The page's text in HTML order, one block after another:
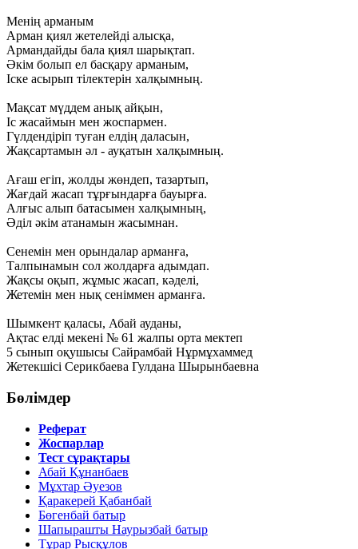
Менің арманым
Арман қиял жетелейді алысқа,
Армандайды бала қиял шарықтап.
Әкім болып ел басқару арманым,
Іске асырып тілектерін халқымның.
Мақсат мүддем анық айқын,
Іс жасаймын мен жоспармен.
Гүлдендіріп туған елдің даласын,
Жақсартамын әл - ауқатын халқымның.
Ағаш егіп, жолды жөндеп, тазартып,
Жағдай жасап тұрғындарға бауырға.
Алғыс алып батасымен халқымның,
Әділ әкім атанамын жасымнан.
Сенемін мен орындалар арманға,
Талпынамын сол жолдарға адымдап.
Жақсы оқып, жұмыс жасап, кәделі,
Жетемін мен нық сеніммен арманға.
Шымкент қаласы, Абай ауданы,
Ақтас елді мекені № 61 жалпы орта мектеп
5 сынып оқушысы Сайрамбай Нұрмұхаммед
Жетекшісі Серикбаева Гулдана Шырынбаевна
Бөлімдер
Реферат
Жоспарлар
Тест сұрақтары
Абай Құнанбаев
Мұхтар Әуезов
Қаракерей Қабанбай
Бөгенбай батыр
Шапырашты Наурызбай батыр
Тұрар Рысқұлов